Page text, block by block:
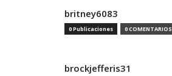
britney6083
0 Publicaciones 0 COMENTARIOS
brockjefferis31